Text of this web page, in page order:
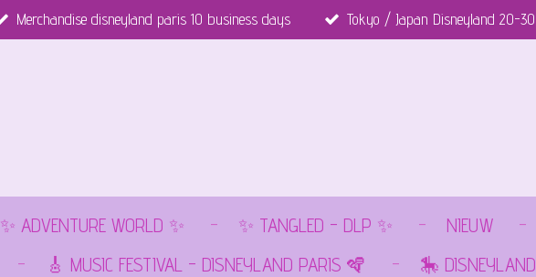
Merchandise disneyland paris 10 business days Tokyo / Japan Disneyland 20-
✨ ADVENTURE WORLD ✨ ✨ TANGLED - DLP ✨ NIEUW
🎸 MUSIC FESTIVAL - DISNEYLAND PARIS 🪇
🎠